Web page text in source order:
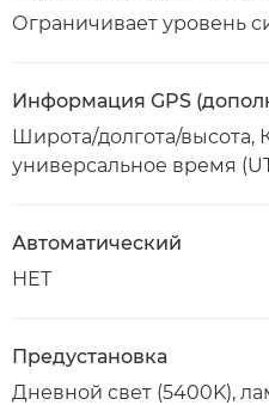
Ограничивает уровень
Информация GPS
Широта/долгота/высота,
универсальное время
Автоматический
НЕТ
Предустановка
Дневной свет (5400K),